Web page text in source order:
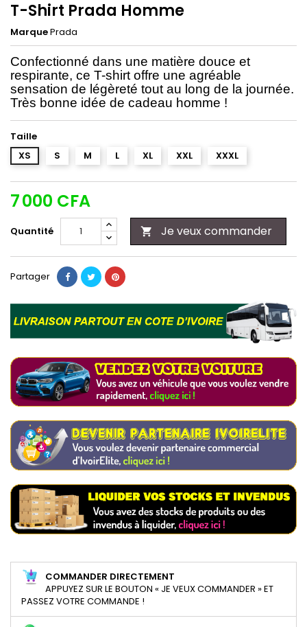
T-Shirt Prada Homme
MarquePrada
Confectionné dans une matière douce et
respirante, ce T-shirt offre une agréable
sensation de légèreté tout au long de la journée.
Très bonne idée de cadeau homme !
Taille
XS
S M L XL XXL XXXL
7 000 CFA
Quantité  Je veux commander
Partager
COMMANDER DIRECTEMENT
APPUYEZ SUR LE BOUTON « JE VEUX COMMANDER » ET
PASSEZ VOTRE COMMANDE !